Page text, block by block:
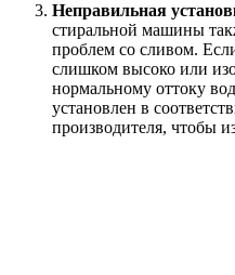
Неправильная
стиральной машины
проблем со сливом.
слишком высоко или
нормальному оттоку
установлен в
производителя, чтобы